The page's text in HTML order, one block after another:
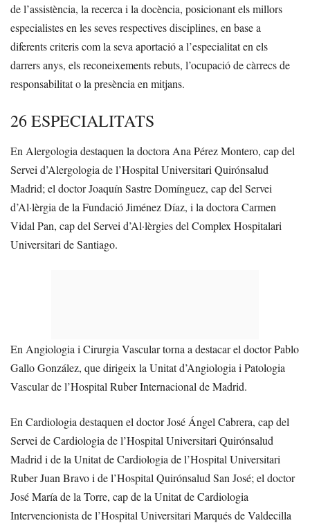
de l’assistència, la recerca i la docència, posicionant els millors
especialistes en les seves respectives disciplines, en base a
diferents criteris com la seva aportació a l’especialitat en els
darrers anys, els reconeixements rebuts, l’ocupació de càrrecs de
responsabilitat o la presència en mitjans.
26 ESPECIALITATS
En Alergologia destaquen la doctora Ana Pérez Montero, cap del
Servei d’Alergologia de l’Hospital Universitari Quirónsalud
Madrid; el doctor Joaquín Sastre Domínguez, cap del Servei
d’Al·lèrgia de la Fundació Jiménez Díaz, i la doctora Carmen
Vidal Pan, cap del Servei d’Al·lèrgies del Complex Hospitalari
Universitari de Santiago.
En Angiologia i Cirurgia Vascular torna a destacar el doctor Pablo
Gallo González, que dirigeix la Unitat d’Angiologia i Patologia
Vascular de l’Hospital Ruber Internacional de Madrid.
En Cardiologia destaquen el doctor José Ángel Cabrera, cap del
Servei de Cardiologia de l’Hospital Universitari Quirónsalud
Madrid i de la Unitat de Cardiologia de l’Hospital Universitari
Ruber Juan Bravo i de l’Hospital Quirónsalud San José; el doctor
José María de la Torre, cap de la Unitat de Cardiologia
Intervencionista de l’Hospital Universitari Marqués de Valdecilla